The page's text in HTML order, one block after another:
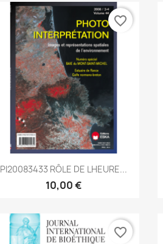
Aperçu rapide
PI20083433 RÔLE DE LHEURE...
10,00 €
favorite_border
favorite_border